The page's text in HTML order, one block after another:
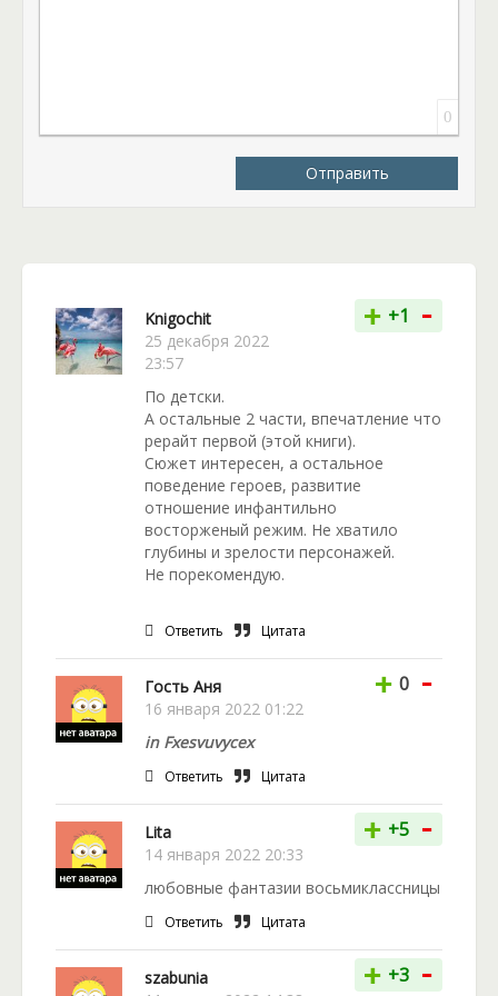
Шерстобитовой. В итоге всех ждет хэппи-энд.
0
Отправить
Knigochit
25 декабря 2022
23:57
+ +1 -
По детски.
А остальные 2 части, впечатление что
рерайт первой (этой книги).
Сюжет интересен, а остальное
поведение героев, развитие
отношение инфантильно
восторженый режим. Не хватило
глубины и зрелости персонажей.
Не порекомендую.
Ответить Цитата
Гость Аня
16 января 2022 01:22
+ 0 -
in Fxesvuvycex
Ответить Цитата
Lita
14 января 2022 20:33
+ +5 -
любовные фантазии восьмиклассницы
Ответить Цитата
szabunia
+ +3 -